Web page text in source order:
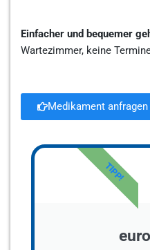
Einfacher und bequemer
Wartezimmer, keine
Medikament anfragen
TIPP!